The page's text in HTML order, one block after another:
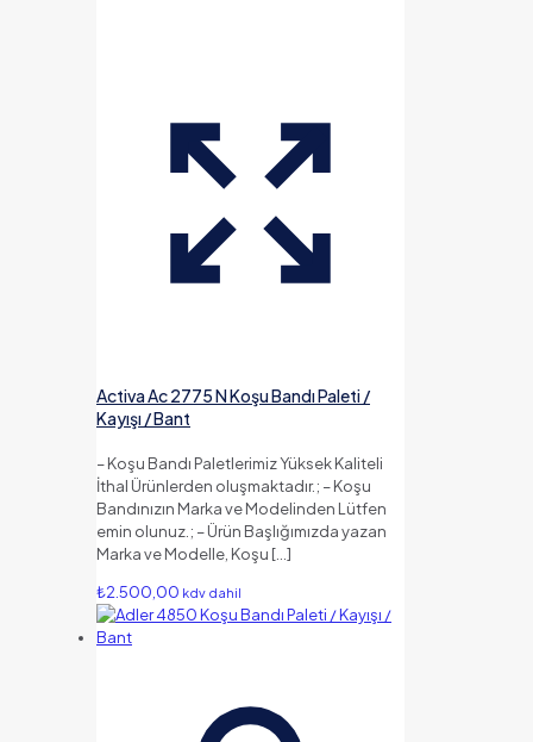
Activa Ac 2775 N Koşu Bandı Paleti /
Kayışı / Bant
– Koşu Bandı Paletlerimiz Yüksek Kaliteli
İthal Ürünlerden oluşmaktadır.; – Koşu
Bandınızın Marka ve Modelinden Lütfen
emin olunuz.; – Ürün Başlığımızda yazan
Marka ve Modelle, Koşu […]
₺2.500,00 kdv dahil